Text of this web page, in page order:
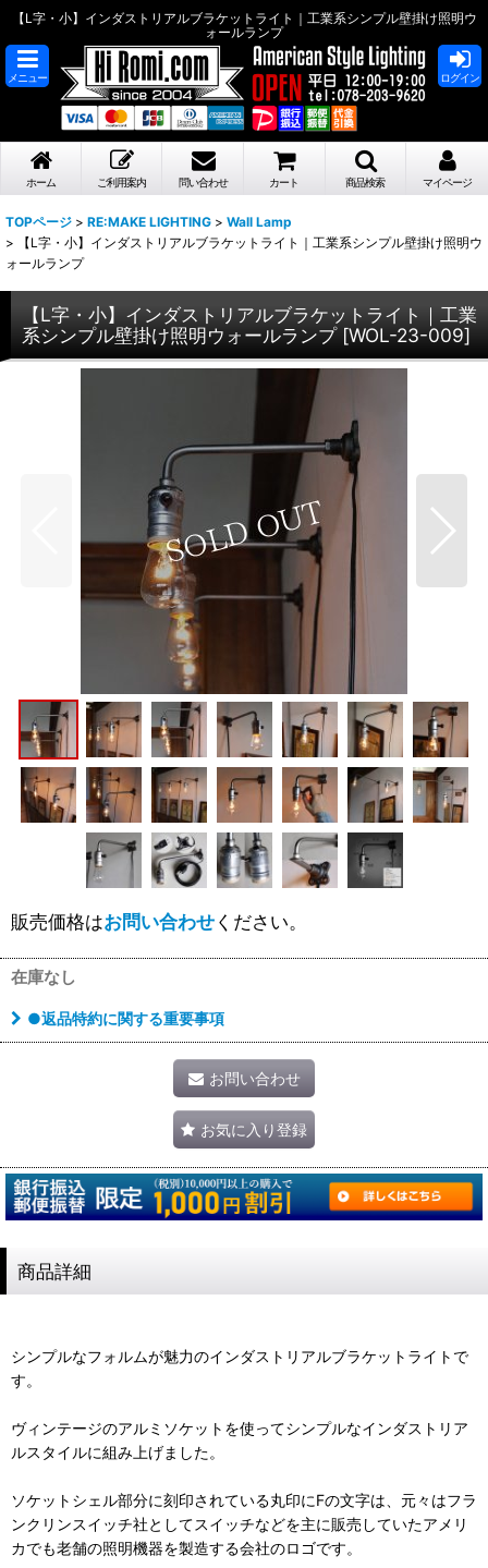
【L字・小】インダストリアルブラケットライト｜工業系シンプル壁掛け照明ウ
ォールランプ
メニュー ログイン
ホーム ご利用案内 問い合わせ カート 商品検索 マイページ
TOPページ > RE:MAKE LIGHTING > Wall Lamp
>
【L字・小】インダストリアルブラケットライト｜工業系シンプル壁掛け照明ウ
ォールランプ
【L字・小】インダストリアルブラケットライト｜工業
系シンプル壁掛け照明ウォールランプ [WOL-23-009]
販売価格はお問い合わせください。
在庫なし
●返品特約に関する重要事項
お問い合わせ
お気に入り登録
商品詳細
シンプルなフォルムが魅力のインダストリアルブラケットライトで
す。
ヴィンテージのアルミソケットを使ってシンプルなインダストリア
ルスタイルに組み上げました。
ソケットシェル部分に刻印されている丸印にFの文字は、元々はフラ
ンクリンスイッチ社としてスイッチなどを主に販売していたアメリ
カでも老舗の照明機器を製造する会社のロゴです。